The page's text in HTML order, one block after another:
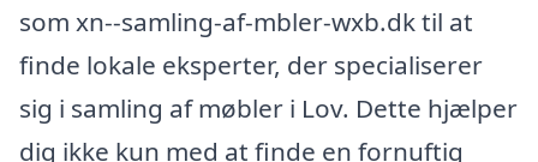
som xn--samling-af-mbler-wxb.dk til at
finde lokale eksperter, der specialiserer
sig i samling af møbler i Lov. Dette hjælper
dig ikke kun med at finde en fornuftig